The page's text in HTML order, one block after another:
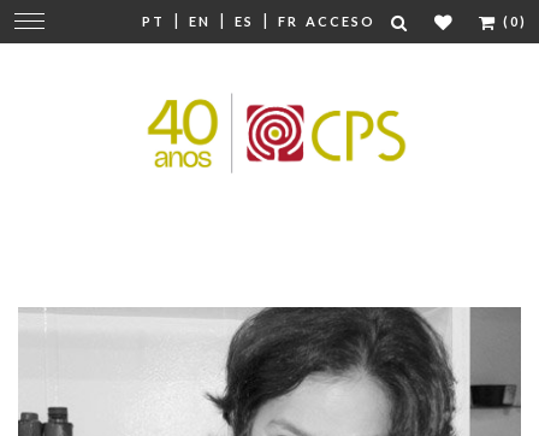
PT | EN | ES | FR ACCESO (0)
Cambiar
navegación